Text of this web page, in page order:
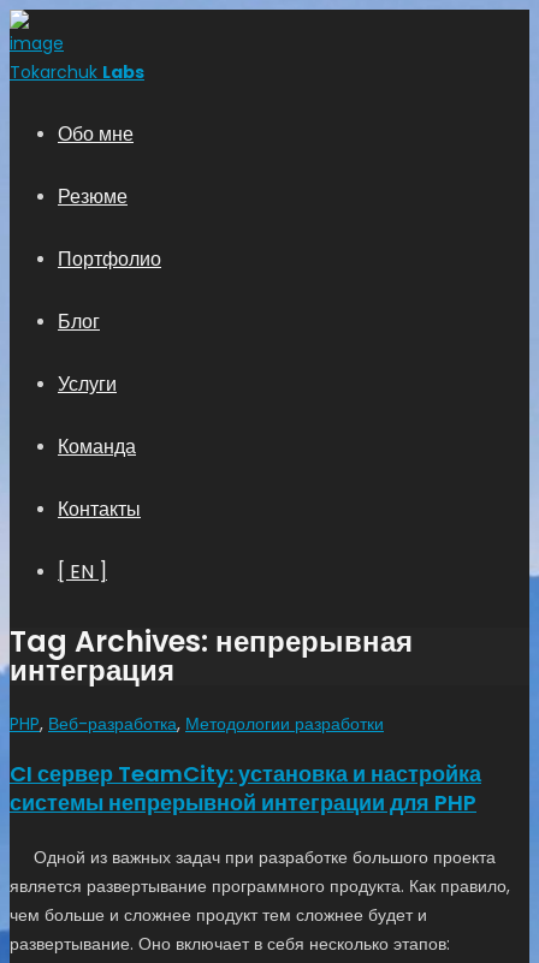
Tokarchuk Labs
Обо мне
Резюме
Портфолио
Блог
Услуги
Команда
Контакты
[ EN ]
Tag Archives: непрерывная
интеграция
PHP, Веб-разработка, Методологии разработки
CI сервер TeamCity: установка и настройка
системы непрерывной интеграции для PHP
Одной из важных задач при разработке большого проекта
является развертывание программного продукта. Как правило,
чем больше и сложнее продукт тем сложнее будет и
развертывание. Оно включает в себя несколько этапов: